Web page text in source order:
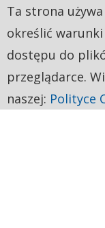
Ta strona
określić
dostępu do
przeglądarce.
naszej: Polityce